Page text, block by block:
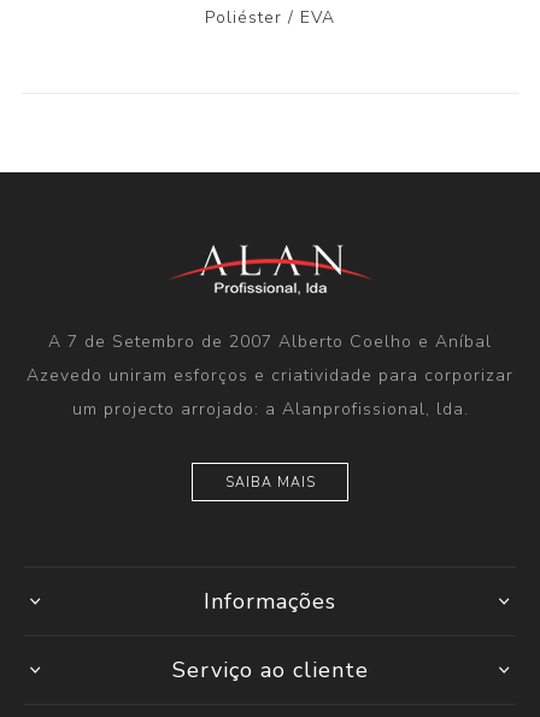
Poliéster / EVA
A 7 de Setembro de 2007 Alberto Coelho e Aníbal
Azevedo uniram esforços e criatividade para corporizar
um projecto arrojado: a Alanprofissional, lda.
SAIBA MAIS
Informações
Serviço ao cliente